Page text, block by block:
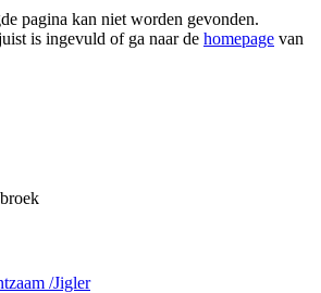
pagina kan niet worden gevonden.
is ingevuld of ga naar de homepage van
/Jigler